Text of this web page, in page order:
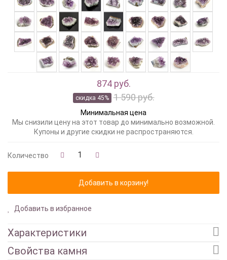
874 руб.
скидка 45% 1 590 руб.
Минимальная цена
Мы снизили цену на этот товар до минимально возможной.
Купоны и другие скидки не распространяются.
Количество
Добавить в избранное
Характеристики
Свойства камня